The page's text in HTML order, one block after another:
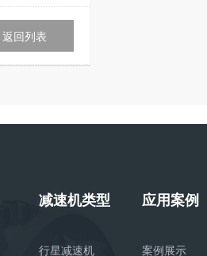
返回列表
减速机类型
行星减速机
应用案例
案例展示